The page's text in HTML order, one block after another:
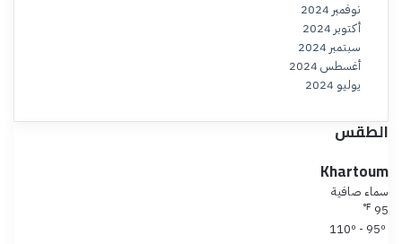
نوفمبر 2024
أكتوبر 2024
سبتمبر 2024
أغسطس 2024
يوليو 2024
الطقس
Khartoum
سماء صافية
95
℉